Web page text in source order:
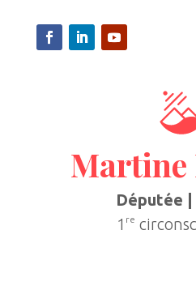
Martine
Députée |
1 re